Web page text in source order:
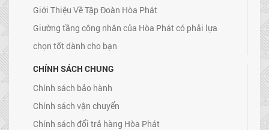
Giới Thiệu Về Tập Đoàn Hòa Phát
Giường tầng công nhân của Hòa Phát có phải lựa
chọn tốt dành cho bạn
CHÍNH SÁCH CHUNG
Chính sách bảo hành
Chính sách vận chuyển
Chính sách đổi trả hàng Hòa Phát